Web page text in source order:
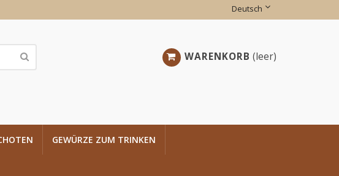
Deutsch
WARENKORB (leer)
GEWÜRZE ZUM TRINKEN